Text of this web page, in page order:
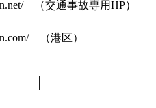
（交通事故専用HP）
（港区）
事